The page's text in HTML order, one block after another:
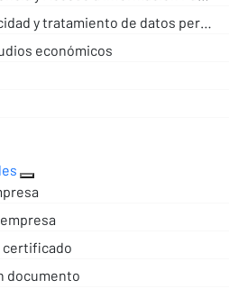
Política de privacidad y tratamiento de datos personales
económicos
certificado
documento